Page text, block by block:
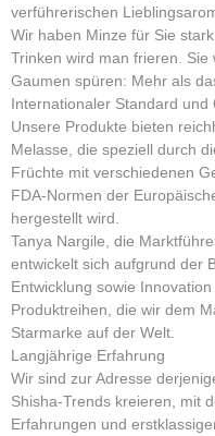
verführerischen
Wir haben Minze für Sie
Trinken wird man frieren.
Gaumen spüren: Mehr als
Internationaler Standard und
Unsere Produkte bieten
Melasse, die speziell durch
Früchte mit verschiedenen
FDA-Normen der
hergestellt wird.
Tanya Nargile, die
entwickelt sich aufgrund der
Entwicklung sowie
Produktreihen, die wir dem
Starmarke auf der Welt.
Langjährige Erfahrung
Wir sind zur Adresse
Shisha-Trends kreieren, mit
Erfahrungen und